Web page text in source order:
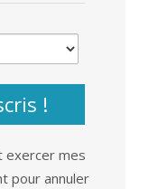
!
exercer mes
pour annuler